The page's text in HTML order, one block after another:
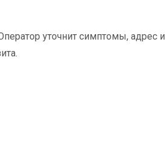
уточнит симптомы, адрес и